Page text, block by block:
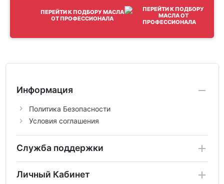
ПЕРЕЙТИ К ПОДБОРУ МАСЛА
ОТ ПРОФЕССИОНАЛА
Информация
Политика Безопасности
Условия соглашения
Служба поддержки
Личный Кабинет